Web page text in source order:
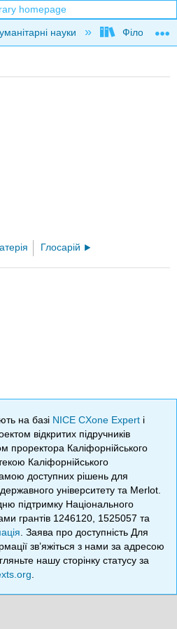
global hierarchy
науки Філософія
Глосарій
на базі NICE CXone Expert і
відкритих підручників
проректора Каліфорнійського
Каліфорнійського
доступних рішень для
університету та Merlot.
підтримку Національного
грантів 1246120, 1525057 та
. Заява про доступність Для
зв’яжіться з нами за адресою
нашу сторінку статусу за